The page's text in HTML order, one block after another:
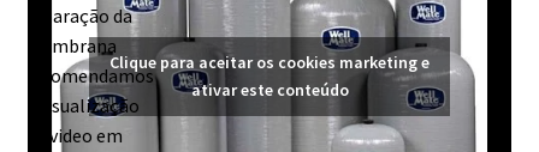
reparação da
membrana
recomendamos
a visualização
do video em
Clique para aceitar os cookies marketing e
ativar este conteúdo